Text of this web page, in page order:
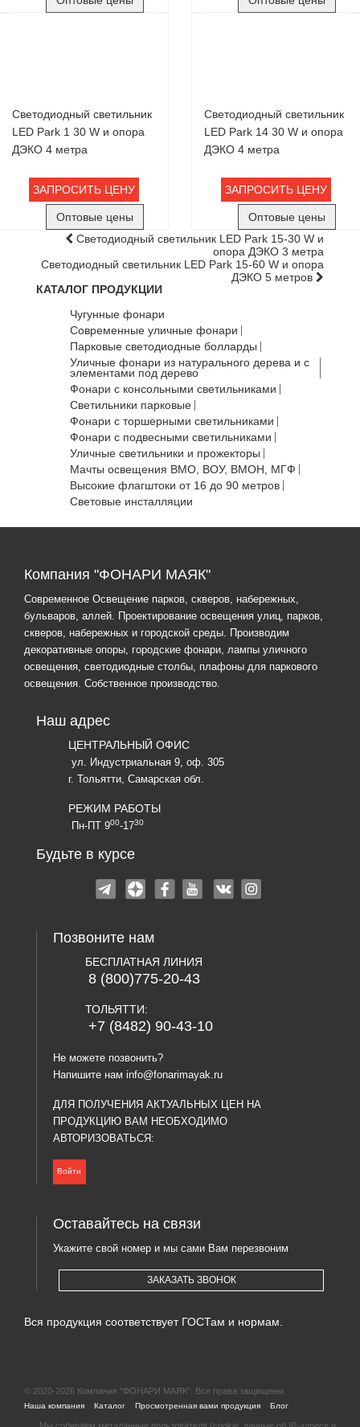
Светодиодный светильник
LED Park 1 30 W и опора
ДЭКО 4 метра
ЗАПРОСИТЬ ЦЕНУ
Оптовые цены
Светодиодный светильник
LED Park 14 30 W и опора
ДЭКО 4 метра
ЗАПРОСИТЬ ЦЕНУ
Оптовые цены
Светодиодный светильник LED Park 15-30 W и
опора ДЭКО 3 метра
Светодиодный светильник LED Park 15-60 W и опора
ДЭКО 5 метров
КАТАЛОГ ПРОДУКЦИИ
Чугунные фонари
Современные уличные фонари
Парковые светодиодные болларды
Уличные фонари из натурального дерева и с
элементами под дерево
Фонари с консольными светильниками
Светильники парковые
Фонари с торшерными светильниками
Фонари с подвесными светильниками
Уличные светильники и прожекторы
Мачты освещения ВМО, ВОУ, ВМОН, МГФ
Высокие флагштоки от 16 до 90 метров
Световые инсталляции
Компания "ФОНАРИ МАЯК"
Современное Освещение парков, скверов, набережных,
бульваров, аллей. Проектирование освещения улиц, парков,
скверов, набережных и городской среды. Производим
декоративные опоры, городские фонари, лампы уличного
освещения, светодиодные столбы, плафоны для паркового
освещения. Собственное производство.
Наш адрес
ЦЕНТРАЛЬНЫЙ ОФИС
ул. Индустриальная 9, оф. 305
г. Тольятти, Самарская обл.
РЕЖИМ РАБОТЫ
Пн-ПТ 900-1730
Будьте в курсе
Позвоните нам
БЕСПЛАТНАЯ ЛИНИЯ
8 (800)775-20-43
ТОЛЬЯТТИ:
+7 (8482) 90-43-10
Не можете позвонить?
Напишите нам info@fonarimayak.ru
ДЛЯ ПОЛУЧЕНИЯ АКТУАЛЬНЫХ ЦЕН НА
ПРОДУКЦИЮ ВАМ НЕОБХОДИМО
АВТОРИЗОВАТЬСЯ:
Войти
Оставайтесь на связи
Укажите свой номер и мы сами Вам перезвоним
ЗАКАЗАТЬ ЗВОНОК
Вся продукция соответствует ГОСТам и нормам.
© 2020-2026 Компания "ФОНАРИ МАЯК". Все права защищены.
Наша компания Каталог Просмотренная вами продукция Блог